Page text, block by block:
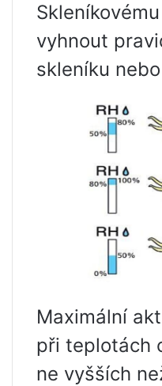
vyhnout
skleníku
Maximální
při
ne vyšších